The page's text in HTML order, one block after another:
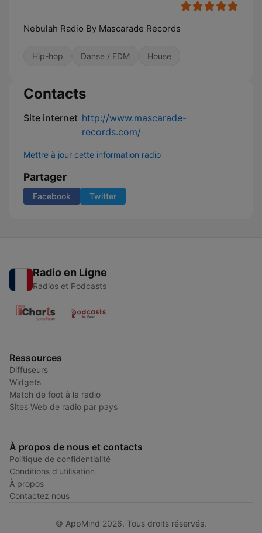
Nebulah Radio By Mascarade Records
Hip-hop Danse / EDM House
Contacts
Site internet http://www.mascarade-
records.com/
Mettre à jour cette information radio
Partager
Facebook Twitter
Radio en Ligne
Radios et Podcasts
Ressources
Diffuseurs
Widgets
Match de foot à la radio
Sites Web de radio par pays
À propos de nous et contacts
Politique de confidentialité
Conditions d'utilisation
À propos
Contactez nous
© AppMind 2026. Tous droits réservés.